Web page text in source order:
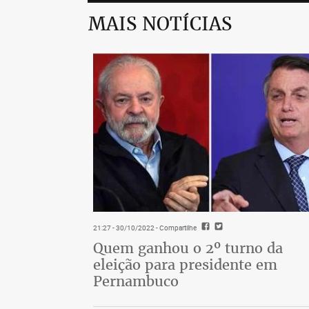
MAIS NOTÍCIAS
21:27 - 30/10/2022- Compartilhe
Quem ganhou o 2º turno da
eleição para presidente em
Pernambuco